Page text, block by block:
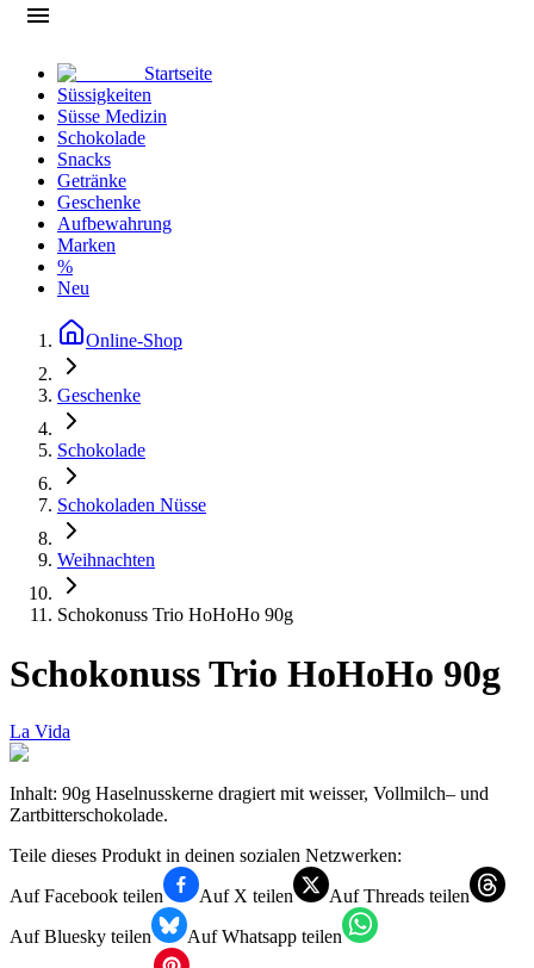
Startseite
Süssigkeiten
Süsse Medizin
Schokolade
Snacks
Getränke
Geschenke
Aufbewahrung
Marken
%
Neu
Online-Shop
Geschenke
Schokolade
Schokoladen Nüsse
Weihnachten
Schokonuss Trio HoHoHo 90g
Schokonuss Trio HoHoHo 90g
La Vida
Inhalt: 90g Haselnusskerne dragiert mit weisser, Vollmilch– und
Zartbitterschokolade.
Teile dieses Produkt in deinen sozialen Netzwerken:
Auf Facebook teilen
Auf X teilen
Auf Threads teilen
Auf Bluesky teilen
Auf Whatsapp teilen